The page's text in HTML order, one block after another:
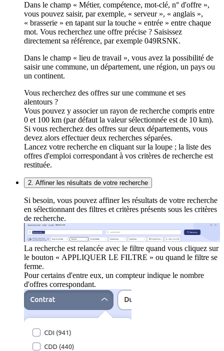
Dans le champ « Métier, compétence, mot-clé, n° d'offre »,
vous pouvez saisir, par exemple, « serveur », « anglais »,
« brasserie » en tapant sur la touche « entrée » entre chaque
mot. Vous recherchez une offre précise ? Saisissez
directement sa référence, par exemple 049RSNK.
Dans le champ « lieu de travail », vous avez la possibilité de
saisir une commune, un département, une région, un pays ou
un continent.
Vous recherchez des offres sur une commune et ses
alentours ?
Vous pouvez y associer un rayon de recherche compris entre
0 et 100 km (par défaut la valeur sélectionnée est de 10 km).
Si vous recherchez des offres sur deux départements, vous
devez alors effectuer deux recherches séparées.
Lancez votre recherche en cliquant sur la loupe ; la liste des
offres d'emploi correspondant à vos critères de recherche est
restituée.
2. Affiner les résultats de votre recherche
Si besoin, vous pouvez affiner les résultats de votre recherche
en sélectionnant des filtres et critères présents sous les critères
de recherche.
La recherche est relancée avec le filtre quand vous cliquez sur
le bouton « APPLIQUER LE FILTRE » ou quand le filtre se
ferme.
Pour certains d'entre eux, un compteur indique le nombre
d'offres correspondant.